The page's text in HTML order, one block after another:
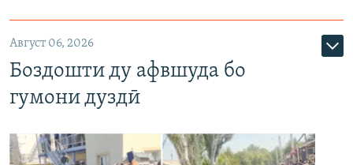
Август 06, 2026
Боздошти ду афвшуда бо
гумони дуздӣ